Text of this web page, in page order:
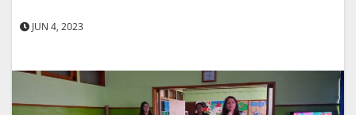
JUN 4, 2023